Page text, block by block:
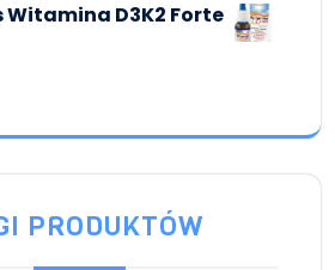
Witamina D3K2 Forte
PRODUKTÓW